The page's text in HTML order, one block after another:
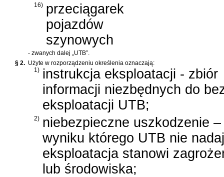
16) przeciągarek
pojazdów
szynowych
- zwanych dalej „UTB”.
§ 2. Użyte w rozporządzeniu określenia oznaczają:
1) instrukcja eksploatacji - zbiór
informacji niezbędnych do
eksploatacji UTB;
2) niebezpieczne uszkodzenie
wyniku którego UTB nie
eksploatacja stanowi
lub środowiska;